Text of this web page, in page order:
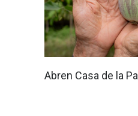
Abren Casa de la